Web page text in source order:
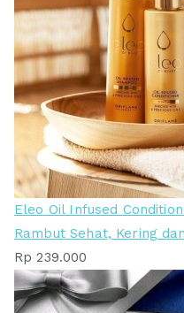
Eleo Oil Infused
Rambut Sehat, Kering
Rp 239.000